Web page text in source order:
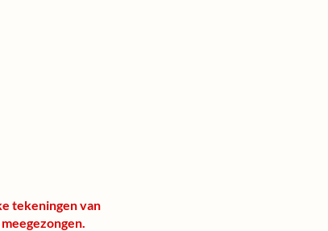
tekeningen van